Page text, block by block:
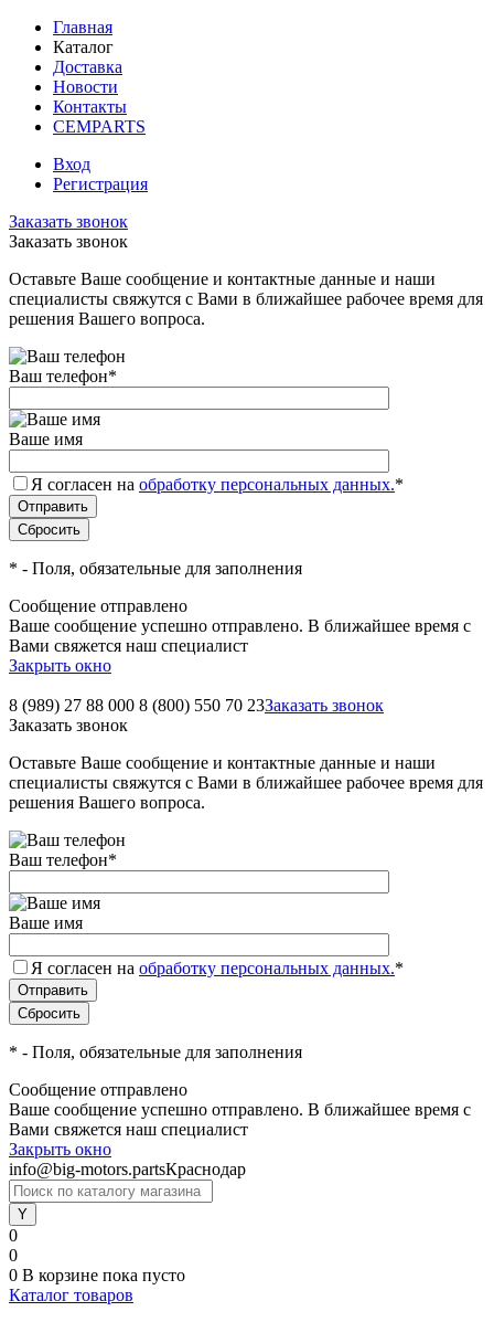
Главная
Каталог
Доставка
Новости
Контакты
CEMPARTS
Вход
Регистрация
Заказать звонок
Заказать звонок
Оставьте Ваше сообщение и контактные данные и наши
специалисты свяжутся с Вами в ближайшее рабочее время для
решения Вашего вопроса.
Ваш телефон*
Ваше имя
Я согласен на обработку персональных данных.*
* - Поля, обязательные для заполнения
Сообщение отправлено
Ваше сообщение успешно отправлено. В ближайшее время с
Вами свяжется наш специалист
Закрыть окно
8 (989) 27 88 000 8 (800) 550 70 23Заказать звонок
Заказать звонок
Оставьте Ваше сообщение и контактные данные и наши
специалисты свяжутся с Вами в ближайшее рабочее время для
решения Вашего вопроса.
Ваш телефон*
Ваше имя
Я согласен на обработку персональных данных.*
* - Поля, обязательные для заполнения
Сообщение отправлено
Ваше сообщение успешно отправлено. В ближайшее время с
Вами свяжется наш специалист
Закрыть окно
info@big-motors.partsКраснодар
0
0
0 В корзине пока пусто
Каталог товаров